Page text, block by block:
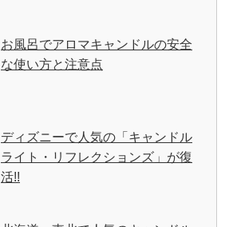
お風呂でアロマキャンドルの安全
な使い方と注意点
ディズニーで人気の「キャンドル
ライト・リフレクションズ」が復
活!!